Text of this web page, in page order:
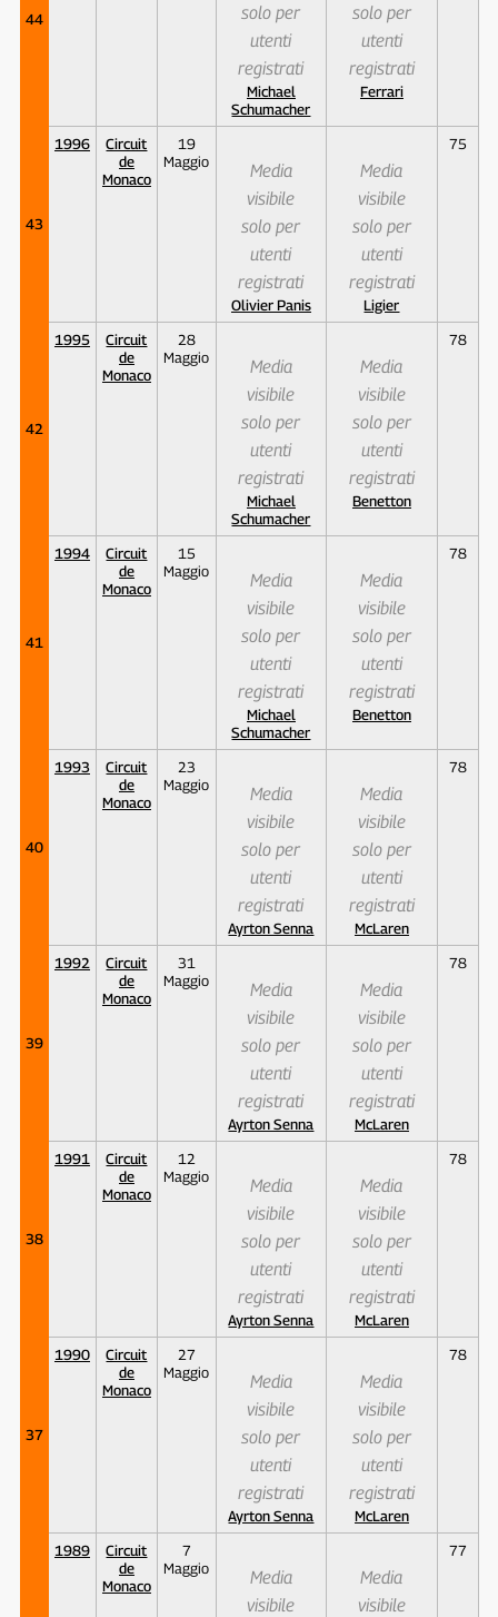
44
solo per
utenti
registrati
Michael
Schumacher
solo per
utenti
registrati
Ferrari
43
1996
Circuit
de
Monaco
19
Maggio
Media
visibile
solo per
utenti
registrati
Olivier Panis
Media
visibile
solo per
utenti
registrati
Ligier
75
42
1995
Circuit
de
Monaco
28
Maggio
Media
visibile
solo per
utenti
registrati
Michael
Schumacher
Media
visibile
solo per
utenti
registrati
Benetton
78
41
1994
Circuit
de
Monaco
15
Maggio
Media
visibile
solo per
utenti
registrati
Michael
Schumacher
Media
visibile
solo per
utenti
registrati
Benetton
78
40
1993
Circuit
de
Monaco
23
Maggio
Media
visibile
solo per
utenti
registrati
Ayrton Senna
Media
visibile
solo per
utenti
registrati
McLaren
78
39
1992
Circuit
de
Monaco
31
Maggio
Media
visibile
solo per
utenti
registrati
Ayrton Senna
Media
visibile
solo per
utenti
registrati
McLaren
78
38
1991
Circuit
de
Monaco
12
Maggio
Media
visibile
solo per
utenti
registrati
Ayrton Senna
Media
visibile
solo per
utenti
registrati
McLaren
78
37
1990
Circuit
de
Monaco
27
Maggio
Media
visibile
solo per
utenti
registrati
Ayrton Senna
Media
visibile
solo per
utenti
registrati
McLaren
78
1989
Circuit
de
Monaco
7
Maggio
Media
visibile
Media
visibile
77